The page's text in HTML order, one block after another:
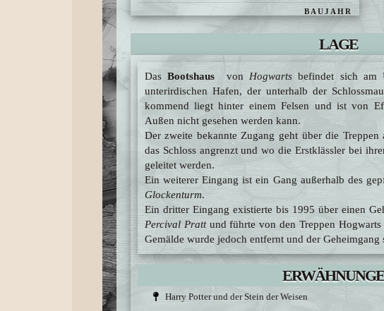
BAUJAHR
ZWECK DES BAUWERKS
LAGE
Das Bootshaus von Hogwartsbefindet sich am
unterirdischen Hafen, der unterhalb der
kommend liegt hinter einem Felsen und ist von
Außen nicht gesehen werden kann.
Der zweite bekannte Zugang geht über die Treppen
das Schloss angrenzt und wo die Erstklässler bei
geleitet werden.
Ein weiterer Eingang ist ein Gang außerhalb des
Glockenturm.
Ein dritter Eingang existierte bis 1995 über einen
Percival Prattund führte von den Treppen Hogwarts
Gemälde wurde jedoch entfernt und der Geheimgang
Harry Potter und der Stein der Weisen